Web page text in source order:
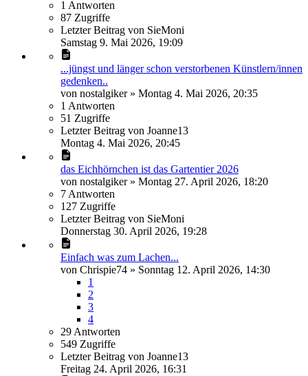
1 Antworten
87 Zugriffe
Letzter Beitrag von SieMoni
Samstag 9. Mai 2026, 19:09
...jüngst und länger schon verstorbenen Künstlern/innen
gedenken..
von nostalgiker» Montag 4. Mai 2026, 20:35
1 Antworten
51 Zugriffe
Letzter Beitrag von Joanne13
Montag 4. Mai 2026, 20:45
das Eichhörnchen ist das Gartentier 2026
von nostalgiker» Montag 27. April 2026, 18:20
7 Antworten
127 Zugriffe
Letzter Beitrag von SieMoni
Donnerstag 30. April 2026, 19:28
Einfach was zum Lachen...
von Chrispie74 » Sonntag 12. April 2026, 14:30
1
2
3
4
29 Antworten
549 Zugriffe
Letzter Beitrag von Joanne13
Freitag 24. April 2026, 16:31